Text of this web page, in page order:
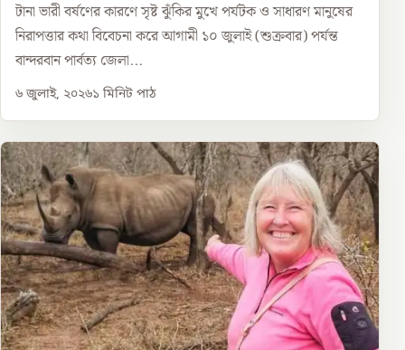
টানা ভারী বর্ষণের কারণে সৃষ্ট ঝুঁকির মুখে পর্যটক ও সাধারণ মানুষের
নিরাপত্তার কথা বিবেচনা করে আগামী ১০ জুলাই (শুক্রবার) পর্যন্ত
বান্দরবান পার্বত্য জেলা...
৬ জুলাই, ২০২৬১ মিনিট পাঠ